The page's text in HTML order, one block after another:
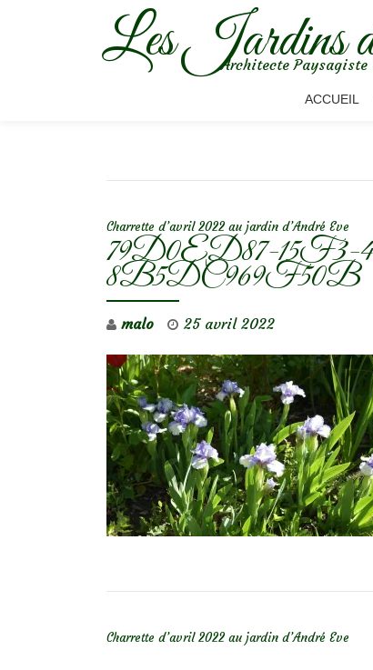
Les Jardins
Architecte Paysagiste
ACCUEIL
Charrette d’avril 2022 au jardin d’André Eve
79D0ED87-15F3-
8B5DC969F50B
malo 25 avril 2022
Charrette d’avril 2022 au jardin d’André Eve